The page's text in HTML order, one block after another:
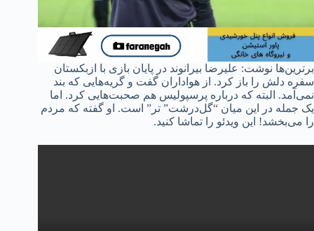
برترین‌ها نوشت: علیرضا بیرانوند در پایان بازی با ازبکستان
سفره دلش را باز کرد. از هواداران گفت و گریه‌هایی که بند
نمی‌آمد. البته که درباره پرسپولیس هم صحبت‌هایی کرد. اما
یک جمله در این میان “گل‌درشت” تر” است. او گفته که مردم
را می‌بخشد! این ویدئو را تماشا کنید.